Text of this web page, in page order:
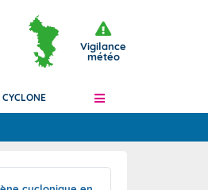
Vigilance
météo
CYCLONE